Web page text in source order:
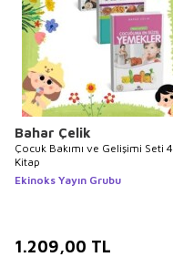
Bahar Çelik
Çocuk Bakımı ve Gelişimi Seti 4
Kitap
Ekinoks Yayın Grubu
1.209,00 TL